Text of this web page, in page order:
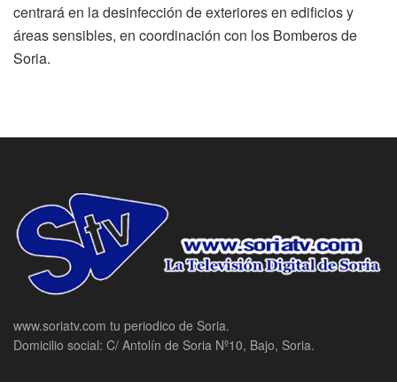
centrará en la desinfección de exteriores en edificios y
áreas sensibles, en coordinación con los Bomberos de
Soria.
www.soriatv.com tu periodico de Soria.
Domicilio social: C/ Antolín de Soria Nº10, Bajo, Soria.